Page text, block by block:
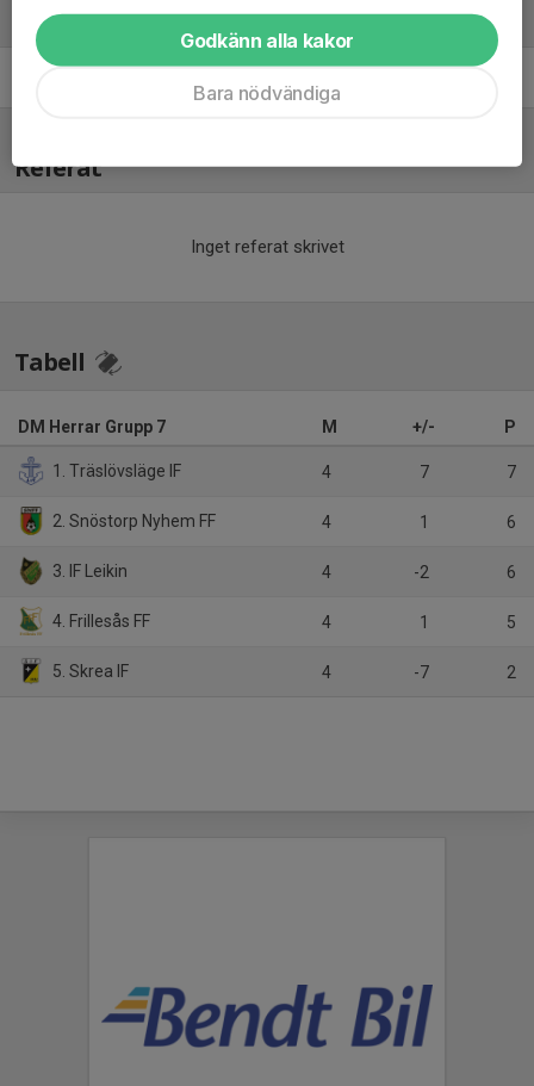
Ledare
Referat
Inget referat skrivet
Tabell
DM Herrar Grupp 7 M +/- P
1. Träslövsläge IF 4 7 7
2. Snöstorp Nyhem FF 4 1 6
3. IF Leikin 4 -2 6
4. Frillesås FF 4 1 5
5. Skrea IF 4 -7 2
Godkänn alla kakor
Bara nödvändiga